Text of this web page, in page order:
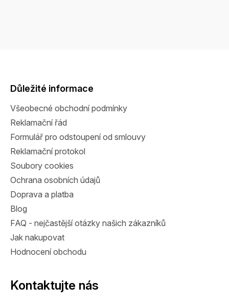
Důležité informace
Všeobecné obchodní podmínky
Reklamační řád
Formulář pro odstoupení od smlouvy
Reklamační protokol
Soubory cookies
Ochrana osobních údajů
Doprava a platba
Blog
FAQ - nejčastější otázky našich zákazníků
Jak nakupovat
Hodnocení obchodu
Kontaktujte nás